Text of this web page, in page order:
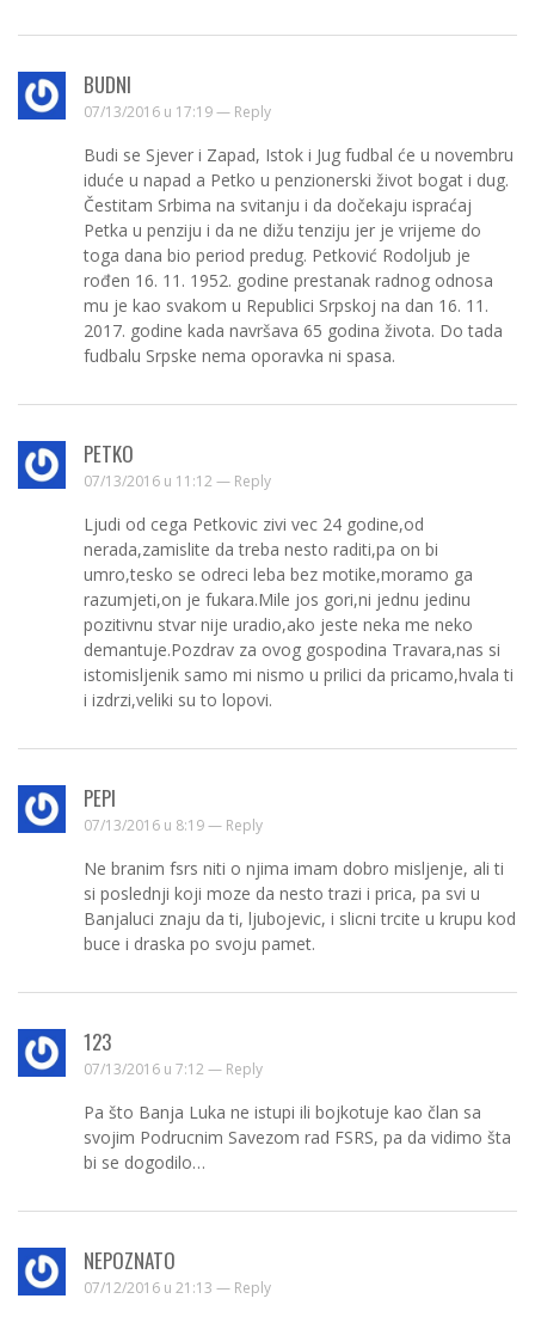
BUDNI
07/13/2016 u 17:19 — Reply
Budi se Sjever i Zapad, Istok i Jug fudbal će u novembru
iduće u napad a Petko u penzionerski život bogat i dug.
Čestitam Srbima na svitanju i da dočekaju ispraćaj
Petka u penziju i da ne dižu tenziju jer je vrijeme do
toga dana bio period predug. Petković Rodoljub je
rođen 16. 11. 1952. godine prestanak radnog odnosa
mu je kao svakom u Republici Srpskoj na dan 16. 11.
2017. godine kada navršava 65 godina života. Do tada
fudbalu Srpske nema oporavka ni spasa.
PETKO
07/13/2016 u 11:12 — Reply
Ljudi od cega Petkovic zivi vec 24 godine,od
nerada,zamislite da treba nesto raditi,pa on bi
umro,tesko se odreci leba bez motike,moramo ga
razumjeti,on je fukara.Mile jos gori,ni jednu jedinu
pozitivnu stvar nije uradio,ako jeste neka me neko
demantuje.Pozdrav za ovog gospodina Travara,nas si
istomisljenik samo mi nismo u prilici da pricamo,hvala ti
i izdrzi,veliki su to lopovi.
PEPI
07/13/2016 u 8:19 — Reply
Ne branim fsrs niti o njima imam dobro misljenje, ali ti
si poslednji koji moze da nesto trazi i prica, pa svi u
Banjaluci znaju da ti, ljubojevic, i slicni trcite u krupu kod
buce i draska po svoju pamet.
123
07/13/2016 u 7:12 — Reply
Pa što Banja Luka ne istupi ili bojkotuje kao član sa
svojim Podrucnim Savezom rad FSRS, pa da vidimo šta
bi se dogodilo…
NEPOZNATO
07/12/2016 u 21:13 — Reply